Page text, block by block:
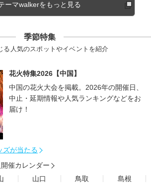
ーマwalkerをもっと見る
季節特集
る人気のスポットやイベントを紹介
花火特集2026【中国】
中国の花火大会を掲載。2026年の開催日、
中止・延期情報や人気ランキングなどをお
届け！
ズが当たる
催カレンダー
山口 鳥取 島根